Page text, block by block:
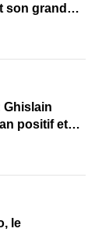
son grand
Ghislain
positif et
le